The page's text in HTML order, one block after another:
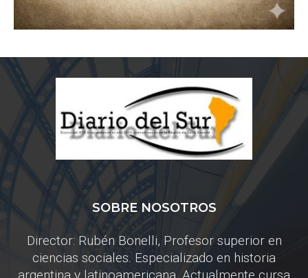
SOBRE NOSOTROS
Director: Rubén Bonelli, Profesor superior en
ciencias sociales. Especializado en historia
argentina y latinoamericana. Actualmente cursa